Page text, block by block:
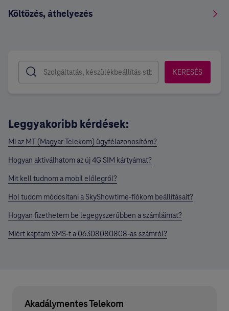
Költözés, áthelyezés
KERESÉS
Leggyakoribb kérdések:
Mi az MT (Magyar Telekom) ügyfélazonosítóm?
Hogyan aktiválhatom az új 4G SIM kártyámat?
Mit kell tudnom a mobil előlegről?
Hol tudom módosítani a SkyShowtime-fiókom beállításait?
Hogyan fizethetem be legegyszerűbben a számláimat?
Miért kaptam SMS-t a 06308080808-as számról?
Akadálymentes Telekom